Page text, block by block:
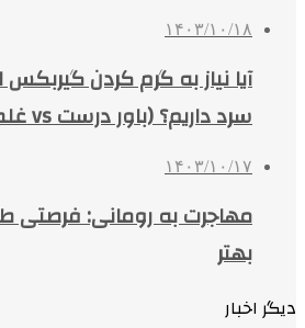
۱۴۰۳/۱۰/۱۸
آیا نیاز به گرم کردن
سرد داریم؟ (باور درست vs غلط)
۱۴۰۳/۱۰/۱۷
مهاجرت به رومانی: فرصتی
بهتر
دیگر اخبار